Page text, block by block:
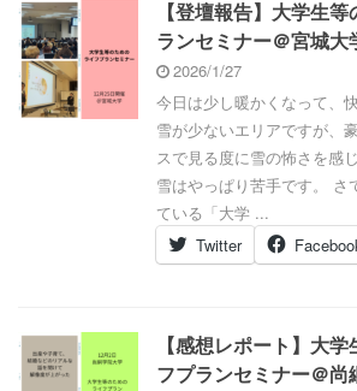
【登壇報告】大学生
ランセミナー＠宮城大
2026/1/27
今日は少し暖かくなって、
雪が少ないエリアですが、
スで見る度に雪の怖さを感
雪はやっぱり苦手です。 さ
ている「大学 ...
Twitter
【感想レポート】大
フプランセミナー＠尚